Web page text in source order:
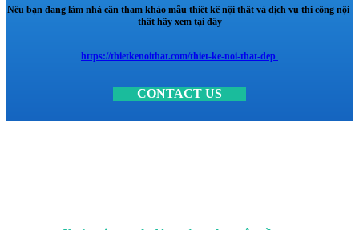
Nếu bạn đang làm nhà cần tham khảo mẫu thiết kế nội thất và dịch vụ thi công nội
thất hãy xem tại đây
https://thietkenoithat.com/thiet-ke-noi-that-dep
CONTACT US